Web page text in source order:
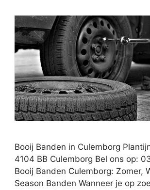
Booij Banden in Culemborg
4104 BB Culemborg Bel ons op:
Booij Banden Culemborg: Zomer,
Season Banden Wanneer je op